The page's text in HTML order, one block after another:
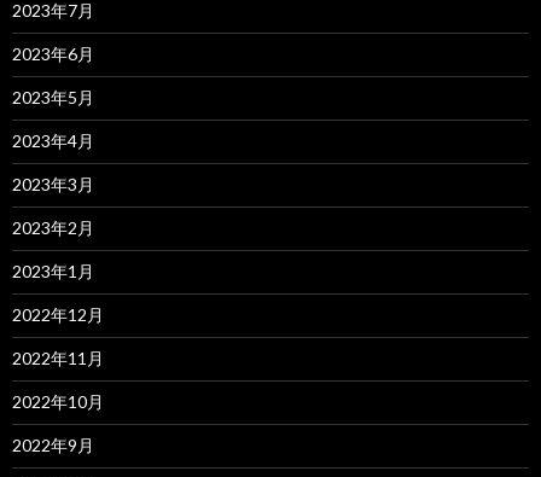
2023年7月
2023年6月
2023年5月
2023年4月
2023年3月
2023年2月
2023年1月
2022年12月
2022年11月
2022年10月
2022年9月